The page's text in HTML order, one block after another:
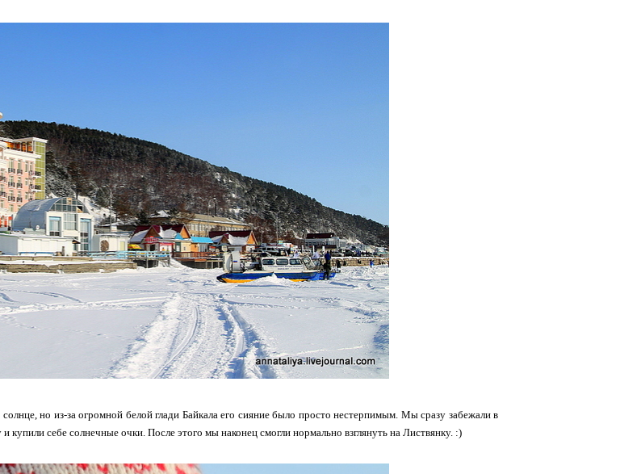
но из-за огромной белой глади Байкала его сияние было просто нестерпимым. Мы сразу забежали в
себе солнечные очки. После этого мы наконец смогли нормально взглянуть на Листвянку. :)